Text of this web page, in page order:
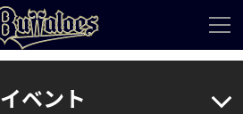
イベント